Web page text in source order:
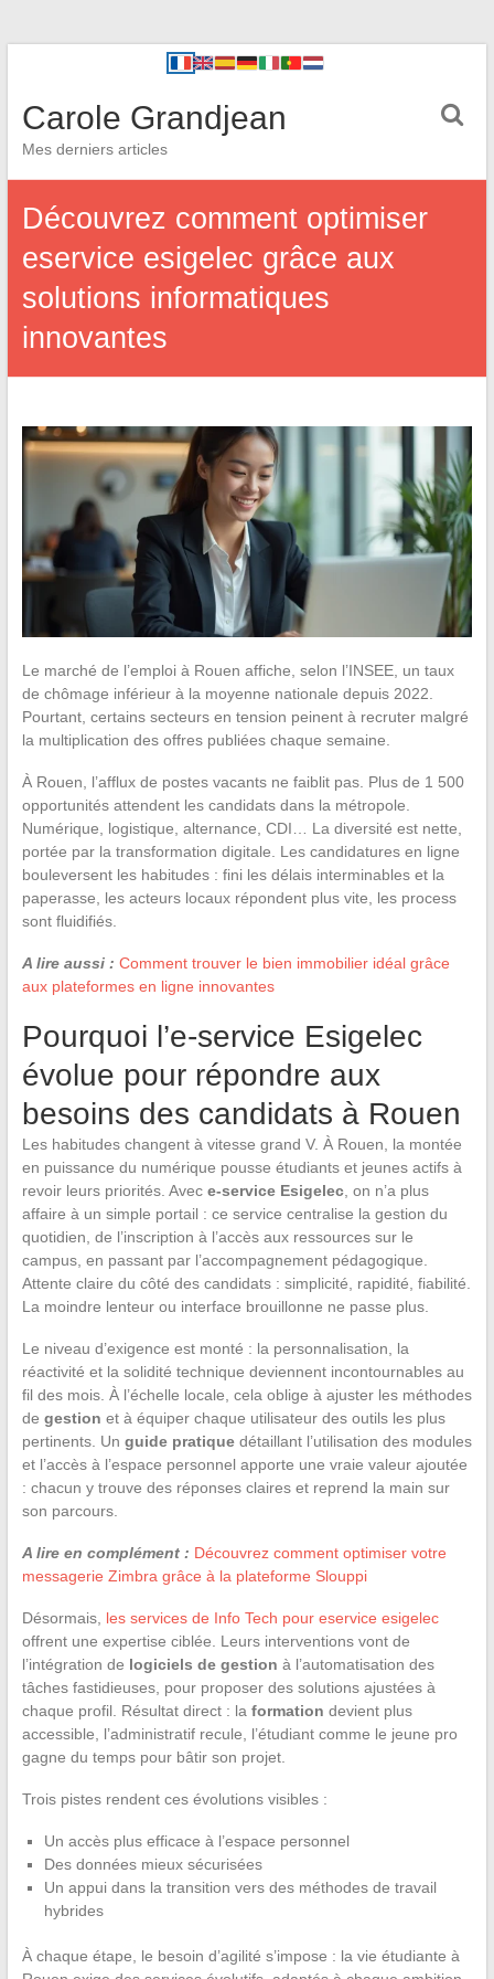
Carole Grandjean
Mes derniers articles
Découvrez comment optimiser
eservice esigelec grâce aux
solutions informatiques
innovantes
Le marché de l’emploi à Rouen affiche, selon l’INSEE, un taux
de chômage inférieur à la moyenne nationale depuis 2022.
Pourtant, certains secteurs en tension peinent à recruter malgré
la multiplication des offres publiées chaque semaine.
À Rouen, l’afflux de postes vacants ne faiblit pas. Plus de 1 500
opportunités attendent les candidats dans la métropole.
Numérique, logistique, alternance, CDI… La diversité est nette,
portée par la transformation digitale. Les candidatures en ligne
bouleversent les habitudes : fini les délais interminables et la
paperasse, les acteurs locaux répondent plus vite, les process
sont fluidifiés.
A lire aussi : Comment trouver le bien immobilier idéal grâce
aux plateformes en ligne innovantes
Pourquoi l’e-service Esigelec
évolue pour répondre aux
besoins des candidats à Rouen
Les habitudes changent à vitesse grand V. À Rouen, la montée
en puissance du numérique pousse étudiants et jeunes actifs à
revoir leurs priorités. Avec e-service Esigelec, on n’a plus
affaire à un simple portail : ce service centralise la gestion du
quotidien, de l’inscription à l’accès aux ressources sur le
campus, en passant par l’accompagnement pédagogique.
Attente claire du côté des candidats : simplicité, rapidité, fiabilité.
La moindre lenteur ou interface brouillonne ne passe plus.
Le niveau d’exigence est monté : la personnalisation, la
réactivité et la solidité technique deviennent incontournables au
fil des mois. À l’échelle locale, cela oblige à ajuster les méthodes
de gestion et à équiper chaque utilisateur des outils les plus
pertinents. Un guide pratiquedétaillant l’utilisation des modules
et l’accès à l’espace personnel apporte une vraie valeur ajoutée
: chacun y trouve des réponses claires et reprend la main sur
son parcours.
A lire en complément : Découvrez comment optimiser votre
messagerie Zimbra grâce à la plateforme Slouppi
Désormais, les services de Info Tech pour eservice esigelec
offrent une expertise ciblée. Leurs interventions vont de
l’intégration de logiciels de gestion à l’automatisation des
tâches fastidieuses, pour proposer des solutions ajustées à
chaque profil. Résultat direct : la formation devient plus
accessible, l’administratif recule, l’étudiant comme le jeune pro
gagne du temps pour bâtir son projet.
Trois pistes rendent ces évolutions visibles :
Un accès plus efficace à l’espace personnel
Des données mieux sécurisées
Un appui dans la transition vers des méthodes de travail
hybrides
À chaque étape, le besoin d’agilité s’impose : la vie étudiante à